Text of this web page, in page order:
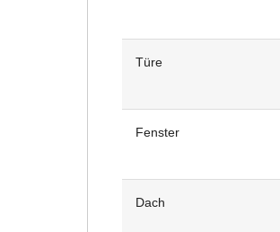
Türe
Fenster
Dach